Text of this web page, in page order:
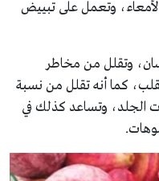
وتعمل على تبييض
وتقلل من مخاطر
كما أنه تقلل من نسبة
الجلد، وتساعد كذلك في